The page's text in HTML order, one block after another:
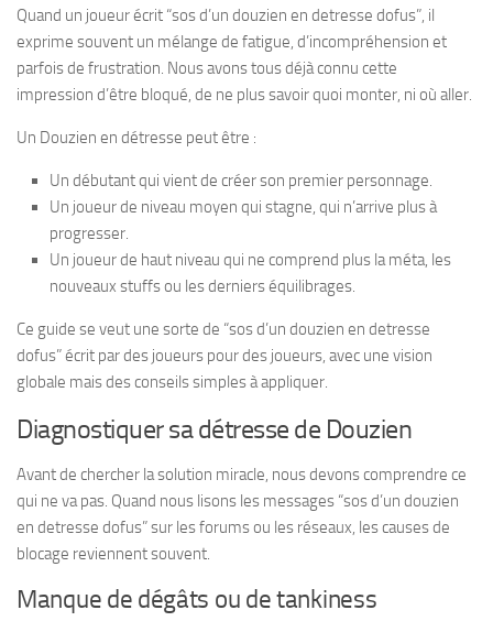
Quand un joueur écrit “sos d’un douzien en detresse dofus”, il
exprime souvent un mélange de fatigue, d’incompréhension et
parfois de frustration. Nous avons tous déjà connu cette
impression d’être bloqué, de ne plus savoir quoi monter, ni où aller.
Un Douzien en détresse peut être :
Un débutant qui vient de créer son premier personnage.
Un joueur de niveau moyen qui stagne, qui n’arrive plus à
progresser.
Un joueur de haut niveau qui ne comprend plus la méta, les
nouveaux stuffs ou les derniers équilibrages.
Ce guide se veut une sorte de “sos d’un douzien en detresse
dofus” écrit par des joueurs pour des joueurs, avec une vision
globale mais des conseils simples à appliquer.
Diagnostiquer sa détresse de Douzien
Avant de chercher la solution miracle, nous devons comprendre ce
qui ne va pas. Quand nous lisons les messages “sos d’un douzien
en detresse dofus” sur les forums ou les réseaux, les causes de
blocage reviennent souvent.
Manque de dégâts ou de tankiness